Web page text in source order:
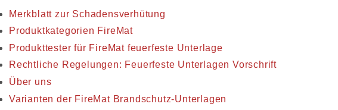
Merkblatt zur Schadensverhütung
Produktkategorien FireMat
Produkttester für FireMat feuerfeste Unterlage
Rechtliche Regelungen: Feuerfeste Unterlagen Vorschrift
Über uns
Varianten der FireMat Brandschutz-Unterlagen